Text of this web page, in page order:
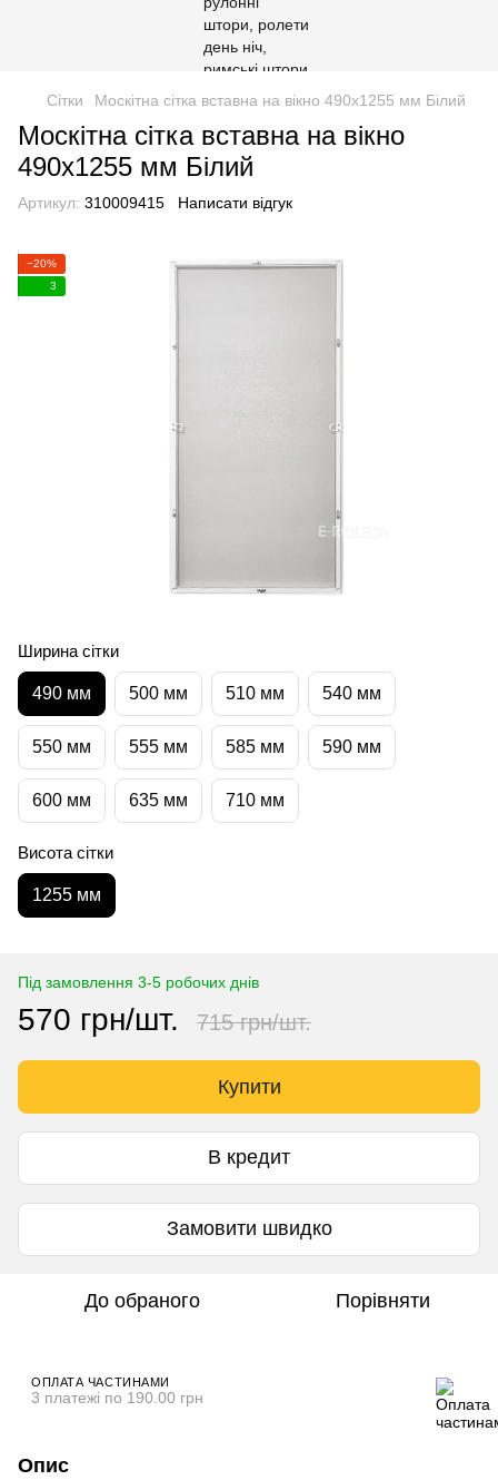
Сітки Москітна сітка вставна на вікно 490х1255 мм Білий
Москітна сітка вставна на вікно
490х1255 мм Білий
Артикул: 310009415 Написати відгук
−20%
3
Ширина сітки
490 мм 500 мм 510 мм 540 мм
550 мм 555 мм 585 мм 590 мм
600 мм 635 мм 710 мм
Висота сітки
1255 мм
Під замовлення 3-5 робочих днів
570 грн/шт. 715 грн/шт.
Купити
В кредит
Замовити швидко
До обраного Порівняти
ОПЛАТА ЧАСТИНАМИ
3 платежі по 190.00 грн
Опис